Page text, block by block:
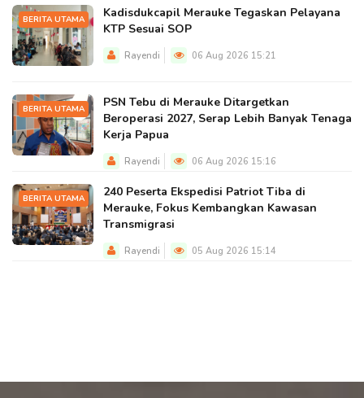
BERITA UTAMA
Kadisdukcapil Merauke Tegaskan Pelayana
KTP Sesuai SOP
Rayendi 06 Aug 2026 15:21
BERITA UTAMA
PSN Tebu di Merauke Ditargetkan
Beroperasi 2027, Serap Lebih Banyak Tenaga
Kerja Papua
Rayendi 06 Aug 2026 15:16
BERITA UTAMA
240 Peserta Ekspedisi Patriot Tiba di
Merauke, Fokus Kembangkan Kawasan
Transmigrasi
Rayendi 05 Aug 2026 15:14